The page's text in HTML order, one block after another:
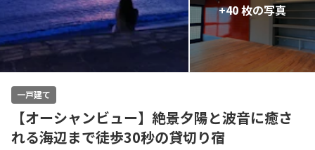
+40 枚の写真
一戸建て
【オーシャンビュー】絶景夕陽と波音に癒さ
れる海辺まで徒歩30秒の貸切り宿